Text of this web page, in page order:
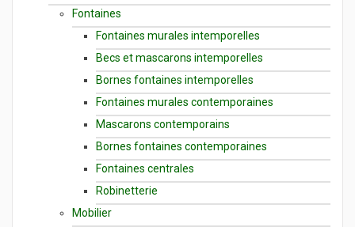
Fontaines
Fontaines murales intemporelles
Becs et mascarons intemporelles
Bornes fontaines intemporelles
Fontaines murales contemporaines
Mascarons contemporains
Bornes fontaines contemporaines
Fontaines centrales
Robinetterie
Mobilier